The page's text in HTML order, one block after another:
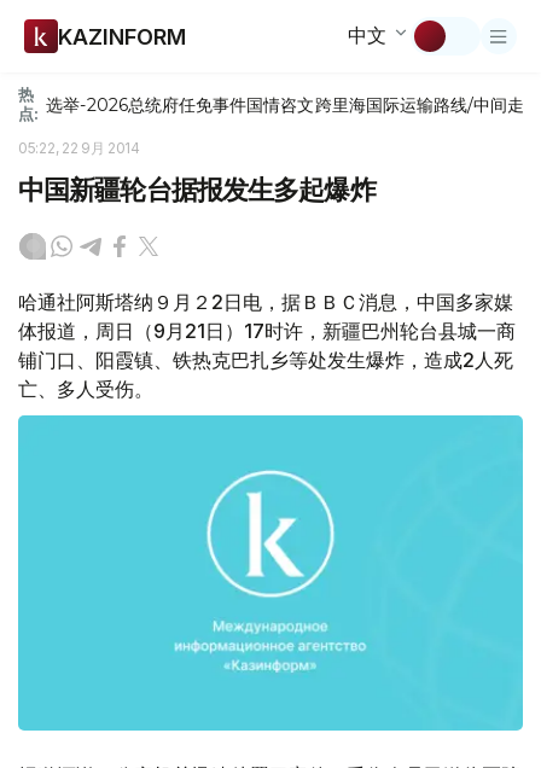
KAZINFORM 中文
热
点: 选举-2026总统府任免事件国情咨文跨里海国际运输路线/中间走廊
05:22, 22 9月 2014
中国新疆轮台据报发生多起爆炸
哈通社阿斯塔纳９月２2日电，据ＢＢＣ消息，中国多家媒
体报道，周日（9月21日）17时许，新疆巴州轮台县城一商
铺门口、阳霞镇、铁热克巴扎乡等处发生爆炸，造成2人死
亡、多人受伤。